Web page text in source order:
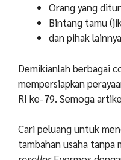
Orang yang
Bintang tamu
dan pihak lainnya
Demikianlah berbagai
mempersiapkan
RI ke-79. Semoga
Cari peluang untuk
tambahan usaha tanpa